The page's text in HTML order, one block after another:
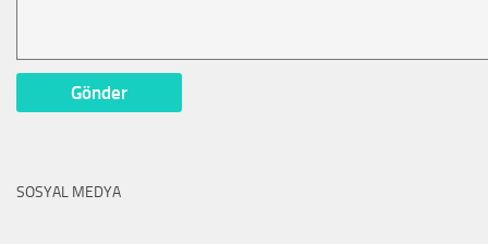
SOSYAL MEDYA